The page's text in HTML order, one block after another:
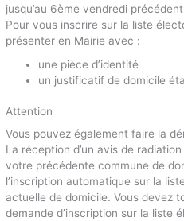
jusqu’au 6ème vendredi
Pour vous inscrire sur la liste
présenter en Mairie avec :
une pièce d’identité
un justificatif de domicile
Attention
Vous pouvez également faire la
La réception d’un avis de
votre précédente commune de
l’inscription automatique sur la
actuelle de domicile. Vous devez
demande d’inscription sur la liste